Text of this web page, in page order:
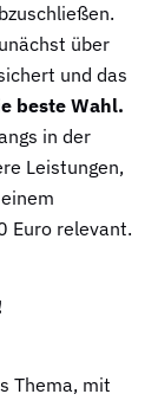
über
und das
beste Wahl.
in der
Leistungen,
Euro relevant.
Thema, mit